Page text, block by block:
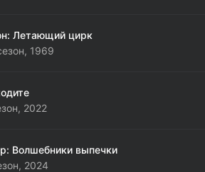
Летающий цирк
1969
2022
Волшебники выпечки
2024